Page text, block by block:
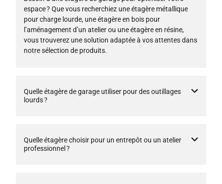
espace ? Que vous recherchiez une étagère métallique
pour charge lourde, une étagère en bois pour
l’aménagement d’un atelier ou une étagère en résine,
vous trouverez une solution adaptée à vos attentes dans
notre sélection de produits.
Quelle étagère de garage utiliser pour des outillages
lourds ?
Quelle étagère choisir pour un entrepôt ou un atelier
professionnel ?